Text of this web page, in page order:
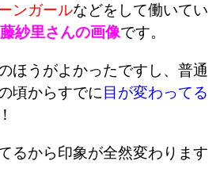
ンガールなどをして働いてい
紗里さんの画像です。
ほうがよかったですし、普通
頃からすでに目が変わってる
るから印象が全然変わります